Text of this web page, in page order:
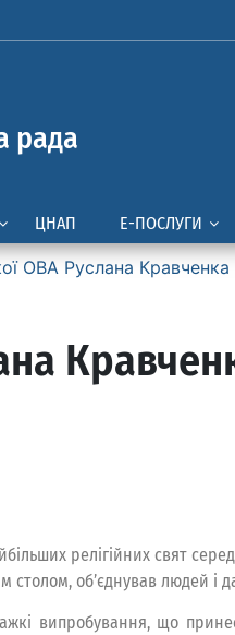
рада
ЦНАП Е-ПОСЛУГИ
ОВА Руслана Кравченка
релігійних свят
столом, об’єднував людей і
випробування, що